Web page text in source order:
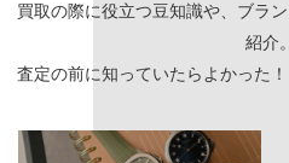
買取の際に役立つ豆知識や、ブラ
紹介。
査定の前に知っていたらよかった